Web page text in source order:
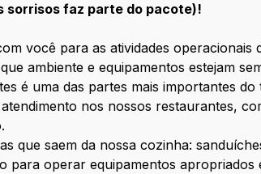
sorrisos faz parte do pacote)!
você para as atividades
ambiente e equipamentos estejam
é uma das partes mais importantes
nos nossos restaurantes,
que saem da nossa cozinha:
para operar equipamentos